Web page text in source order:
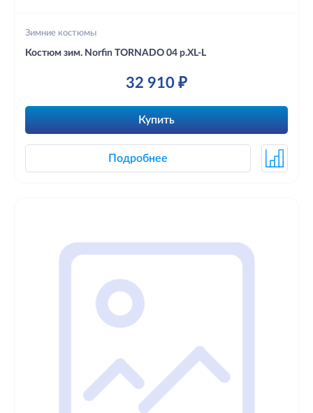
Зимние костюмы
Костюм зим. Norfin TORNADO 04 р.XL-L
32 910 ₽
Купить
Подробнее